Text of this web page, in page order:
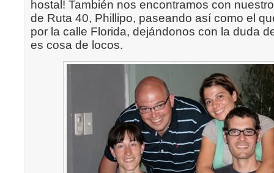
hostal! También nos encontramos con
de Ruta 40, Phillipo, paseando así como el
por la calle Florida, dejándonos con la duda
es cosa de locos.